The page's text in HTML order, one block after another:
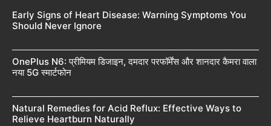
Early Signs of Heart Disease: Warning Symptoms You
Should Never Ignore
OnePlus N6: प्रीमियम डिजाइन, दमदार परफॉर्मेंस और शानदार कैमरा वाला
नया 5G स्मार्टफोन
Natural Remedies for Acid Reflux: Effective Ways to
Relieve Heartburn Naturally